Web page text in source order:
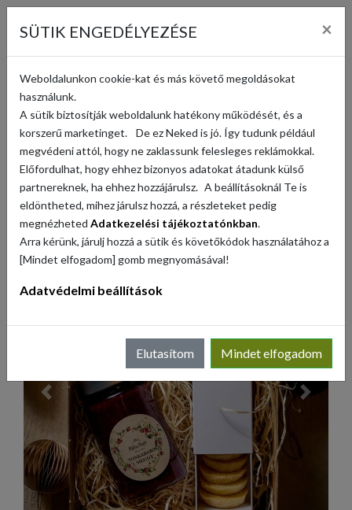
SÜTIK ENGEDÉLYEZÉSE ×
Weboldalunkon cookie-kat és más követő megoldásokat
használunk.
A sütik biztosítják weboldalunk hatékony működését, és a
korszerű marketinget. De ez Neked is jó. Így tudunk például
megvédeni attól, hogy ne zaklassunk felesleges reklámokkal.
Előfordulhat, hogy ehhez bizonyos adatokat átadunk külső
partnereknek, ha ehhez hozzájárulsz. A beállításoknál Te is
eldöntheted, mihez járulsz hozzá, a részleteket pedig
megnézheted Adatkezelési tájékoztatónkban.
Arra kérünk, járulj hozzá a sütik és követőkódok használatához a
[Mindet elfogadom] gomb megnyomásával!
Adatvédelmi beállítások
Elutasítom Mindet elfogadom
KOSÁR ( 0
VISSZA